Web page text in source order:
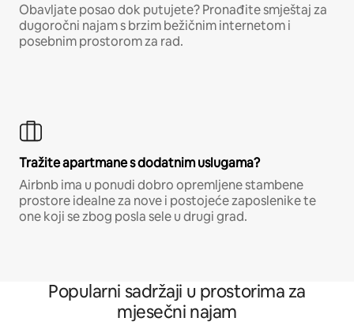
Obavljate posao dok putujete? Pronađite smještaj za
dugoročni najam s brzim bežičnim internetom i
posebnim prostorom za rad.
Tražite apartmane s dodatnim uslugama?
Airbnb ima u ponudi dobro opremljene stambene
prostore idealne za nove i postojeće zaposlenike te
one koji se zbog posla sele u drugi grad.
Popularni sadržaji u prostorima za
mjesečni najam